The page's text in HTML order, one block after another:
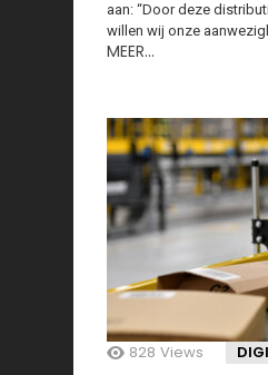
aan: “Door deze
willen wij onze
MEER…
828 Views